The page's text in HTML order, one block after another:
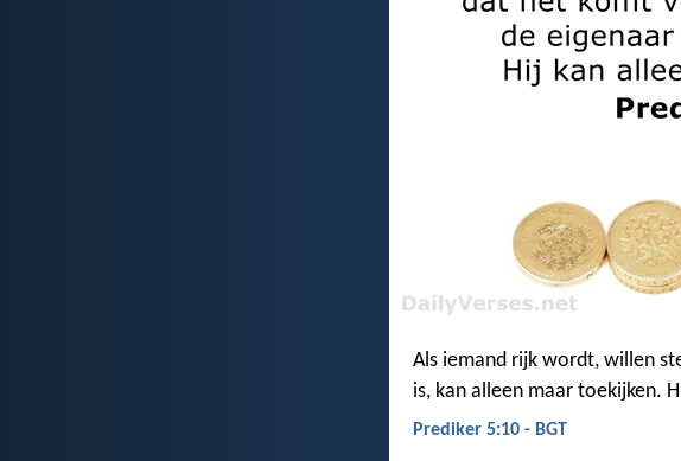
Als iemand rijk wordt, willen
is, kan alleen maar toekijken.
Prediker 5:10 - BGT